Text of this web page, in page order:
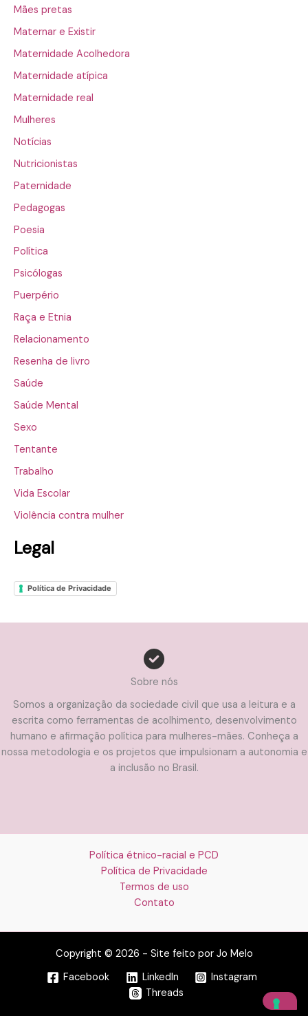
Mães pretas
Maternar e Existir
Maternidade Acolhedora
Maternidade atípica
Maternidade real
Mulheres
Notícias
Nutricionistas
Paternidade
Pedagogas
Poesia
Política
Psicólogas
Puerpério
Raça e Etnia
Relacionamento
Resenha de livro
Saúde
Saúde Mental
Sexo
Tentante
Trabalho
Vida Escolar
Violência contra mulher
Legal
Política de Privacidade
Sobre nós
Somos a organização da sociedade civil que usa a leitura e a
escrita como ferramentas de acolhimento, desenvolvimento
humano e afirmação política para mulheres-mães. Conheça a
nossa metodologia e os projetos que impulsionam a autonomia e
a inclusão no Brasil.
Política étnico-racial e PCD
Política de Privacidade
Termos de uso
Contato
Copyright © 2026 - Site feito por Jo Melo
Facebook
LinkedIn
Instagram
Threads